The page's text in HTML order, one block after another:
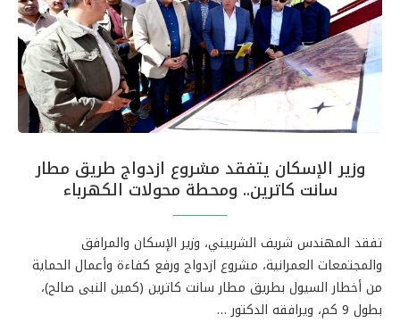
وزير الإسكان يتفقد مشروع ازدواج طريق مطار
سانت كاترين.. ومحطة محولات الكهرباء
تفقد المهندس شريف الشربيني، وزير الإسكان والمرافق
والمجتمعات العمرانية، مشروع ازدواج ورفع كفاءة وأعمال الحماية
من أخطار السيول بطريق مطار سانت كاترين (كمين النبى صالح)،
بطول 9 كم، ويرافقه الدكتور …